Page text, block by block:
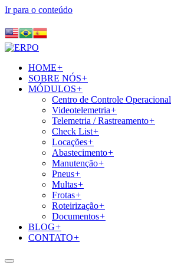
Ir para o conteúdo
HOME+
SOBRE NÓS+
MÓDULOS+
Centro de Controle Operacional
Videotelemetria+
Telemetria / Rastreamento+
Check List+
Locações+
Abastecimento+
Manutenção+
Pneus+
Multas+
Frotas+
Roteirização+
Documentos+
BLOG+
CONTATO+